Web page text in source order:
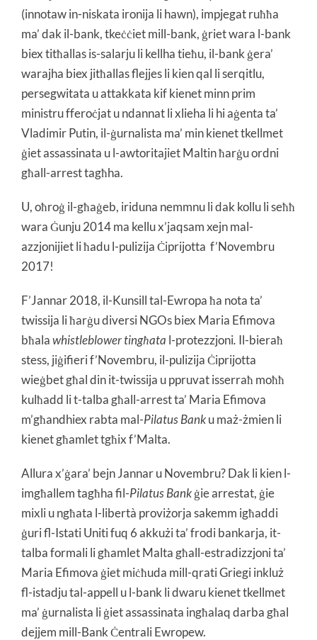
(innotaw in-niskata ironija li hawn), impjegat ruħħa
ma’ dak il-bank, tkeċċiet mill-bank, ġriet wara l-bank
biex titħallas is-salarju li kellha tieħu, il-bank ġera’
warajha biex jitħallas flejjes li kien qal li serqitlu,
persegwitata u attakkata kif kienet minn prim
ministru fferoċjat u ndannat li xlieha li hi aġenta ta’
Vladimir Putin, il-ġurnalista ma’ min kienet tkellmet
ġiet assassinata u l-awtoritajiet Maltin ħarġu ordni
għall-arrest tagħha.
U, oħroġ il-għaġeb, iriduna nemmnu li dak kollu li seħħ
wara Ġunju 2014 ma kellu x’jaqsam xejn mal-
azzjonijiet li ħadu l-pulizija Ċiprijotta f’Novembru
2017!
F’Jannar 2018, il-Kunsill tal-Ewropa ħa nota ta’
twissija li ħarġu diversi NGOs biex Maria Efimova
bħalawhistleblower tingħata l-protezzjoni. Il-bieraħ
stess, jiġifieri f’Novembru, il-pulizija Ċiprijotta
wieġbet għal din it-twissija u ppruvat isserraħ moħħ
kulħadd li t-talba għall-arrest ta’ Maria Efimova
m’għandhiex rabta mal-Pilatus Banku maż-żmien li
kienet għamlet tgħix f’Malta.
Allura x’ġara’ bejn Jannar u Novembru? Dak li kien l-
imgħallem tagħha fil-Pilatus Bankġie arrestat, ġie
mixli u ngħata l-libertà proviżorja sakemm igħaddi
ġuri fl-Istati Uniti fuq 6 akkużi ta’ frodi bankarja, it-
talba formali li għamlet Malta għall-estradizzjoni ta’
Maria Efimova ġiet miċħuda mill-qrati Griegi inkluż
fl-istadju tal-appell u l-bank li dwaru kienet tkellmet
ma’ ġurnalista li ġiet assassinata ingħalaq darba għal
dejjem mill-Bank Ċentrali Ewropew.